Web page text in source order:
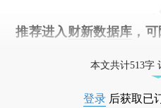
推荐进入 财新数据库 ，
本文共计513字
登录 后获取已